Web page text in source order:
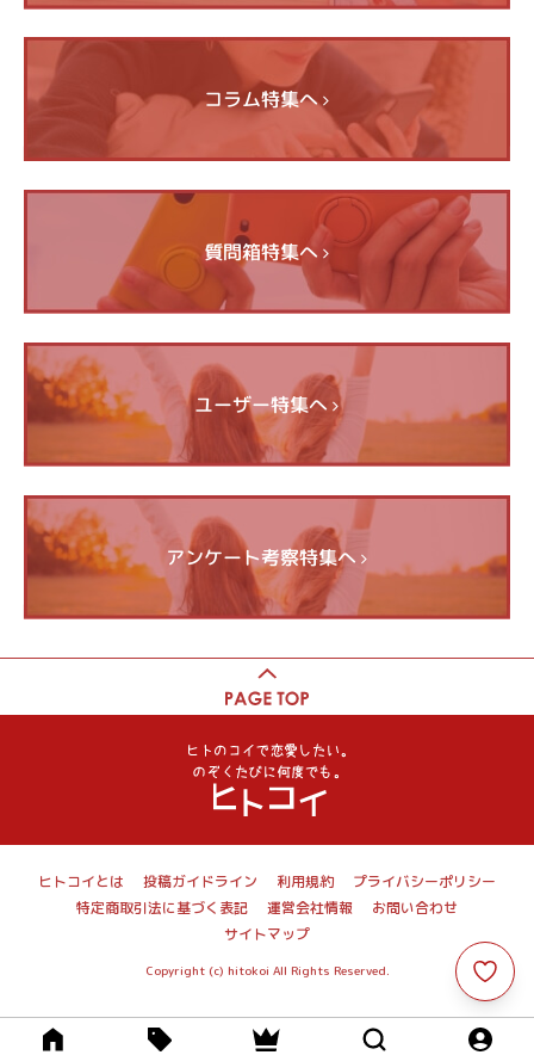
コラム特集へ
質問箱特集へ
ユーザー特集へ
アンケート考察特集へ
ヒトコイとは 投稿ガイドライン 利用規約
プライバシーポリシー
特定商取引法に基づく表記
運営会社情報
お問い合わせ
サイトマップ
Copyright (c) hitokoi All Rights Reserved.